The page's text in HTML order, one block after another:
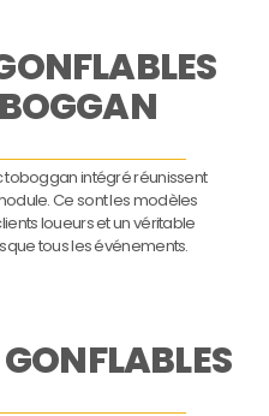
toboggan intégré réunissent
Ce sont les modèles
loueurs et un véritable
tous les événements.